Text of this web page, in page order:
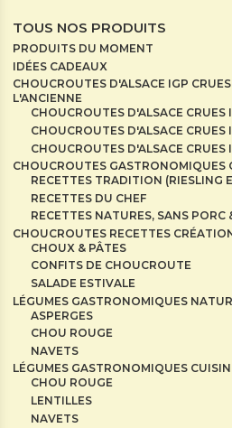
TOUS NOS PRODUITS
PRODUITS DU MOMENT
IDÉES CADEAUX
CHOUCROUTES D'ALSACE IGP
L'ANCIENNE
CHOUCROUTES D'ALSACE CRUES
CHOUCROUTES D'ALSACE CRUES
CHOUCROUTES D'ALSACE CRUES
CHOUCROUTES GASTRONOMIQUES
RECETTES TRADITION (RIESLING
RECETTES DU CHEF
RECETTES NATURES, SANS PORC
CHOUCROUTES RECETTES
CHOUX & PÂTES
CONFITS DE CHOUCROUTE
SALADE ESTIVALE
LÉGUMES GASTRONOMIQUES
ASPERGES
CHOU ROUGE
NAVETS
LÉGUMES GASTRONOMIQUES
CHOU ROUGE
LENTILLES
NAVETS